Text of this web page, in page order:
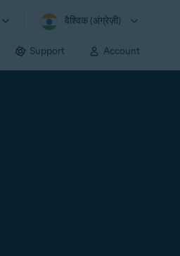
वैश्विक (अंग्रेज़ी)
Support Account